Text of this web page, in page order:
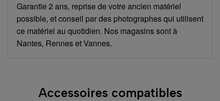
Garantie 2 ans, reprise de votre ancien matériel
possible, et conseil par des photographes qui utilisent
ce matériel au quotidien. Nos magasins sont à
Nantes, Rennes et Vannes.
Accessoires compatibles